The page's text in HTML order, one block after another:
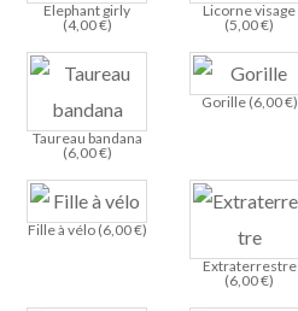
Elephant girly
(4,00€)
Licorne visage
(5,00€)
Taureau bandana
(6,00€)
Gorille (6,00€)
Fille à vélo (6,00€)
Extraterrestre
(6,00€)